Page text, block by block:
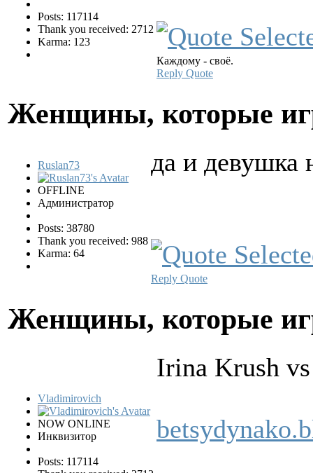
Posts: 117114
Thank you received: 2712
Karma: 123
Каждому - своё.
Reply Quote
Женщины, которые
Ruslan73
OFFLINE
Администратор
Posts: 38780
Thank you received: 988
Karma: 64
да и девушка
Reply Quote
Женщины, которые
Vladimirovich
NOW ONLINE
Инквизитор
Posts: 117114
Irina Krush